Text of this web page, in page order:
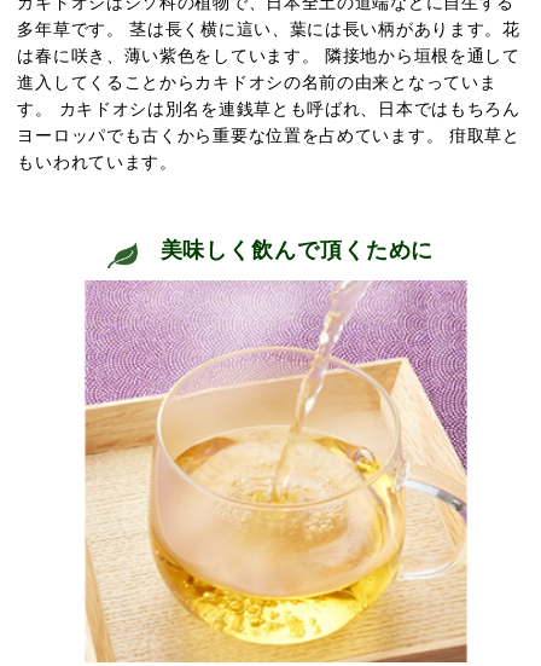
多年草です。 茎は長く横に這い、葉には長い柄があります。花
は春に咲き、薄い紫色をしています。 隣接地から垣根を通して
進入してくることからカキドオシの名前の由来となっていま
す。 カキドオシは別名を連銭草とも呼ばれ、日本ではもちろん
ヨーロッパでも古くから重要な位置を占めています。 疳取草と
もいわれています。
美味しく飲んで頂くために